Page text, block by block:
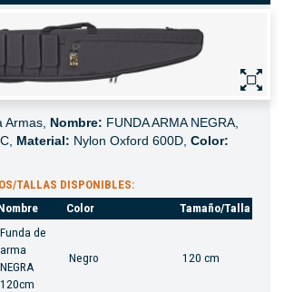
Armas, Nombre: FUNDA ARMA NEGRA,
Material: Nylon Oxford 600D, Color:
TALLAS DISPONIBLES:
Color Tamaño/Talla
Funda de
arma
NEGRA
120cm
Negro 120 cm